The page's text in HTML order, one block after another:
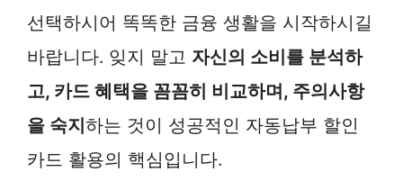
선택하시어 똑똑한 금융 생활을 시작하시길
바랍니다. 잊지 말고 자신의 소비를 분석하
고, 카드 혜택을 꼼꼼히 비교하며, 주의사항
을 숙지하는 것이 성공적인 자동납부 할인
카드 활용의 핵심입니다.